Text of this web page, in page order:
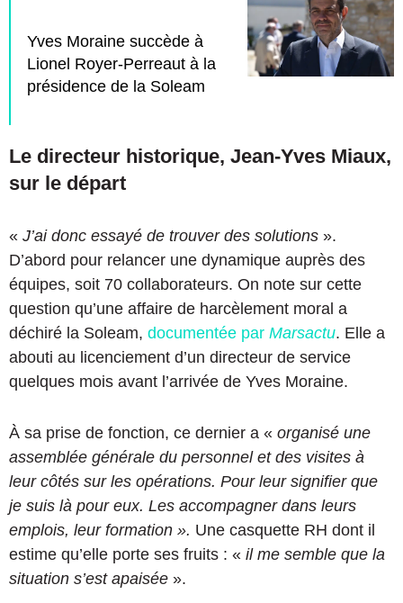
Yves Moraine succède à
Lionel Royer-Perreaut à la
présidence de la Soleam
Le directeur historique, Jean-Yves Miaux,
sur le départ
« J’ai donc essayé de trouver des solutions ».
D’abord pour relancer une dynamique auprès des
équipes, soit 70 collaborateurs. On note sur cette
question qu’une affaire de harcèlement moral a
déchiré la Soleam, documentée par Marsactu. Elle a
abouti au licenciement d’un directeur de service
quelques mois avant l’arrivée de Yves Moraine.
À sa prise de fonction, ce dernier a « organisé une
assemblée générale du personnel et des visites à
leur côtés sur les opérations. Pour leur signifier que
je suis là pour eux. Les accompagner dans leurs
emplois, leur formation ». Une casquette RH dont il
estime qu’elle porte ses fruits : « il me semble que la
situation s’est apaisée ».